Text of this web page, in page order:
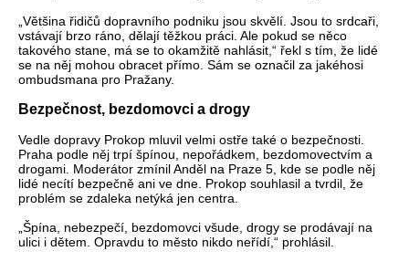
„Většina řidičů dopravního podniku jsou skvělí. Jsou to srdcaři,
vstávají brzo ráno, dělají těžkou práci. Ale pokud se něco
takového stane, má se to okamžitě nahlásit,“ řekl s tím, že lidé
se na něj mohou obracet přímo. Sám se označil za jakéhosi
ombudsmana pro Pražany.
Bezpečnost, bezdomovci a drogy
Vedle dopravy Prokop mluvil velmi ostře také o bezpečnosti.
Praha podle něj trpí špínou, nepořádkem, bezdomovectvím a
drogami. Moderátor zmínil Anděl na Praze 5, kde se podle něj
lidé necítí bezpečně ani ve dne. Prokop souhlasil a tvrdil, že
problém se zdaleka netýká jen centra.
„Špína, nebezpečí, bezdomovci všude, drogy se prodávají na
ulici i dětem. Opravdu to město nikdo neřídí,“ prohlásil.